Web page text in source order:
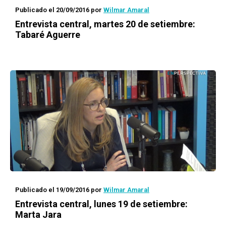
Publicado el 20/09/2016 por Wilmar Amaral
Entrevista central, martes 20 de setiembre:
Tabaré Aguerre
Publicado el 19/09/2016 por Wilmar Amaral
Entrevista central, lunes 19 de setiembre:
Marta Jara